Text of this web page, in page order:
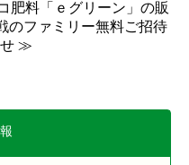
肥料「ｅグリーン」の販
のファミリー無料ご招待
せ ≫